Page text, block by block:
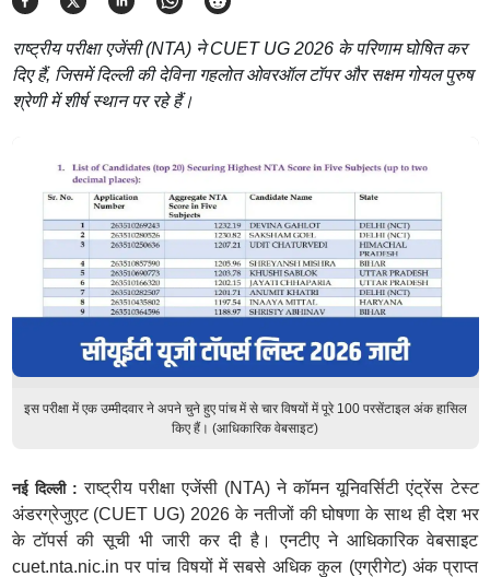
राष्ट्रीय परीक्षा एजेंसी (NTA) ने CUET UG 2026 के परिणाम घोषित कर
दिए हैं, जिसमें दिल्ली की देविना गहलोत ओवरऑल टॉपर और सक्षम गोयल पुरुष
श्रेणी में शीर्ष स्थान पर रहे हैं।
इस परीक्षा में एक उम्मीदवार ने अपने चुने हुए पांच में से चार विषयों में पूरे 100 परसेंटाइल अंक हासिल
किए हैं। (आधिकारिक वेबसाइट)
नई दिल्ली :राष्ट्रीय परीक्षा एजेंसी (NTA) ने कॉमन यूनिवर्सिटी एंट्रेंस टेस्ट
अंडरग्रेजुएट (CUET UG) 2026 के नतीजों की घोषणा के साथ ही देश भर
के टॉपर्स की सूची भी जारी कर दी है। एनटीए ने आधिकारिक वेबसाइट
cuet.nta.nic.in पर पांच विषयों में सबसे अधिक कुल (एग्रीगेट) अंक प्राप्त